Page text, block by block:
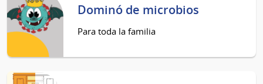
Dominó de microbios
Para toda la familia